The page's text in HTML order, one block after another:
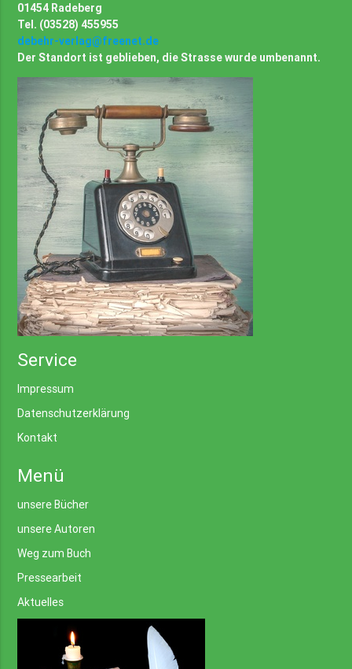
01454 Radeberg
Tel. (03528) 455955
debehr-verlag@freenet.de
Der Standort ist geblieben, die Strasse wurde umbenannt.
Service
Impressum
Datenschutzerklärung
Kontakt
Menü
unsere Bücher
unsere Autoren
Weg zum Buch
Pressearbeit
Aktuelles